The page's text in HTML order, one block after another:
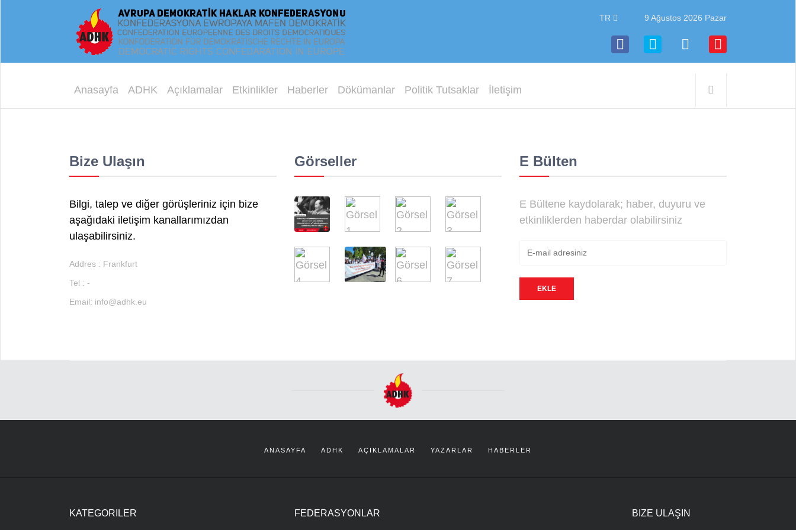
TR 9 Ağustos 2026 Pazar
Anasayfa ADHK Açıklamalar Etkinlikler Haberler Dökümanlar Politik Tutsaklar İletişim
Bize Ulaşın
Bilgi, talep ve diğer görüşleriniz için bize
aşağıdaki iletişim kanallarımızdan
ulaşabilirsiniz.
Addres : Frankfurt
Tel : -
Email: info@adhk.eu
Görseller E Bülten
E Bültene kaydolarak; haber, duyuru ve
etkinliklerden haberdar olabilirsiniz
EKLE
ANASAYFA ADHK AÇIKLAMALAR YAZARLAR HABERLER
KATEGORILER FEDERASYONLAR BIZE ULAŞIN